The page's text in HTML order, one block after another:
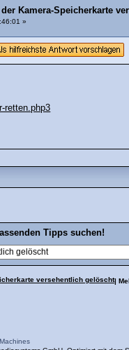
Kamera-Speicherkarte
»
retten.php3
Tipps suchen!
versehentlich gelöscht|